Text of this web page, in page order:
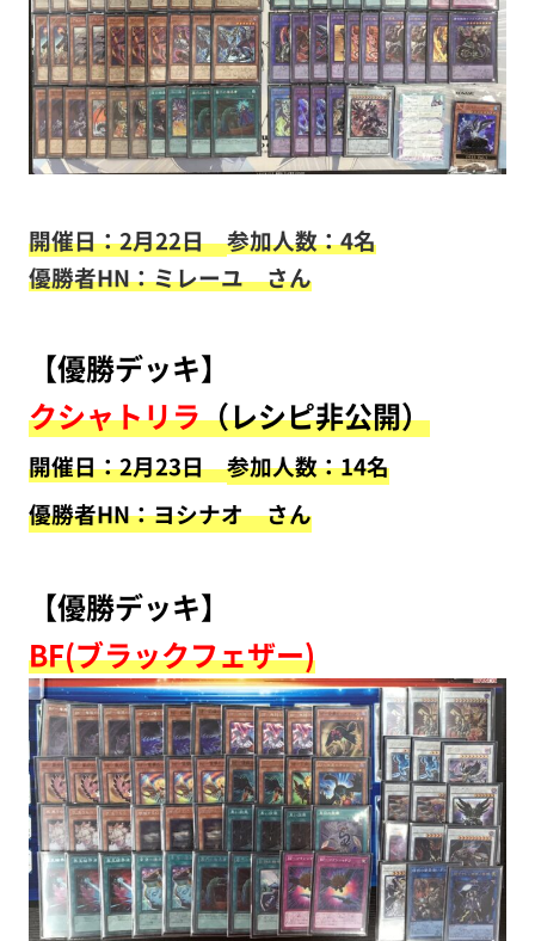
開催日：2月22日参加人数：4名
優勝者HN：ミレーユ さん
【優勝デッキ】
クシャトリラ（レシピ非公開）
開催日：2月23日参加人数：14名
優勝者HN：ヨシナオ さん
【優勝デッキ】
BF(ブラックフェザー)